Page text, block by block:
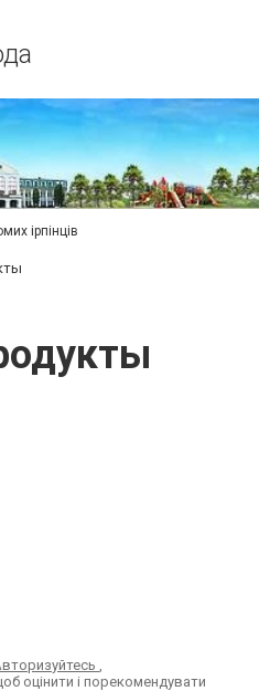
ірпінців
,
оцінити і порекомендувати